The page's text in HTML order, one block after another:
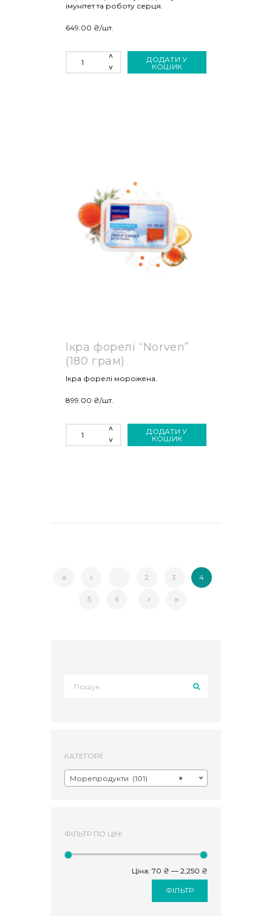
імунітет та роботу серця.
649.00 ₴/шт.
ІКРА
"СПЕЦПОСОЛ"
Г)
ДОДАТИ У
КОШИК
Ікра форелі “Norven”
(180 грам)
Ікра форелі морожена.
899.00 ₴/шт.
ІКРА
ФОРЕЛІ
(180
ДОДАТИ У
КОШИК
2 3 4
5 6
КАТЕГОРІЇ
×
Морепродукти (101)
ФІЛЬТР ПО ЦІНІ
ФІЛЬТР
Ціна:70 ₴ —2,250 ₴